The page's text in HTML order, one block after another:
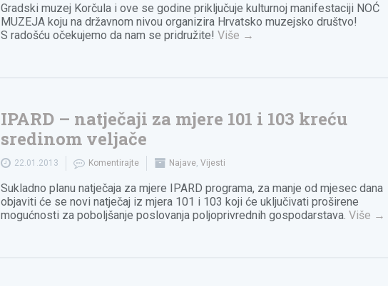
Gradski muzej Korčula i ove se godine priključuje kulturnoj manifestaciji NOĆ
MUZEJA koju na državnom nivou organizira Hrvatsko muzejsko društvo!
S radošću očekujemo da nam se pridružite!Više →
IPARD – natječaji za mjere 101 i 103 kreću
sredinom veljače
22.01.2013 Komentirajte Najave ,Vijesti
Sukladno planu natječaja za mjere IPARD programa, za manje od mjesec dana
objaviti će se novi natječaj iz mjera 101 i 103 koji će uključivati proširene
mogućnosti za poboljšanje poslovanja poljoprivrednih gospodarstava.Više →